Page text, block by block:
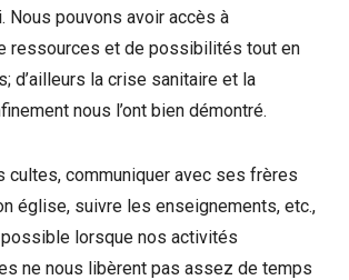
Nous pouvons avoir accès à
ressources et de possibilités tout en
d’ailleurs la crise sanitaire et la
nous l’ont bien démontré.
cultes, communiquer avec ses frères
église, suivre les enseignements, etc.,
lorsque nos activités
ne nous libèrent pas assez de temps